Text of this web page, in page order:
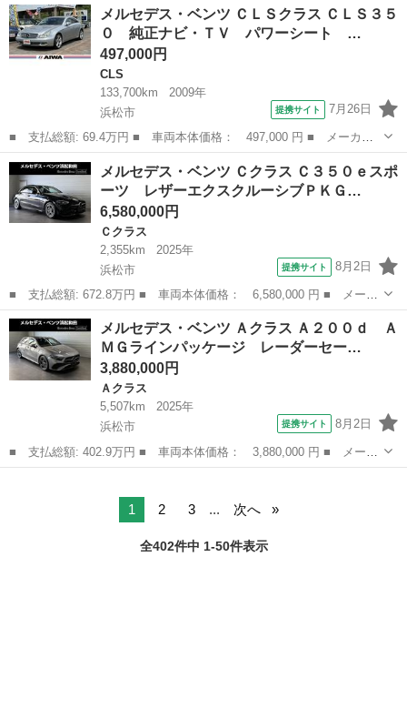
名： ＧＬＣ２２０ｄ ４マチック ＡＭＧライン パノラミックス
ライディング...
静岡 浜松市 ベンツ（メルセデス）
メルセデス・ベンツ ＣＬＳクラス ＣＬＳ３５
０ 純正ナビ・ＴＶ パワーシート …
497,000円
CLS
133,700km
2009年
浜松市
提携サイト 7月26日
■ 支払総額: 69.4万円 ■ 車両本体価格： 497,000 円 ■ メーカー
名： メルセデス・ベンツ ■ 車種名： ＣＬＳクラス ■ グレード
名： ＣＬＳ３５０ 純正ナビ・ＴＶ パワーシート 黒革シート
禁煙車 サン...
静岡 浜松市
メルセデス・ベンツ Ｃクラス Ｃ３５０ｅスポ
ーツ レザーエクスクルーシブＰＫＧ…
6,580,000円
Ｃクラス
2,355km
2025年
浜松市
提携サイト 8月2日
■ 支払総額: 672.8万円 ■ 車両本体価格： 6,580,000 円 ■ メーカ
ー名： メルセデス・ベンツ ■ 車種名： Ｃクラス ■ グレード
名： Ｃ３５０ｅスポーツ レザーエクスクルーシブＰＫＧ セーフ
ティビジョ...
静岡 浜松市 Ｃクラス
メルセデス・ベンツ Ａクラス Ａ２００ｄ Ａ
ＭＧラインパッケージ レーダーセー…
3,880,000円
Ａクラス
5,507km
2025年
浜松市
提携サイト 8月2日
■ 支払総額: 402.9万円 ■ 車両本体価格： 3,880,000 円 ■ メーカ
ー名： メルセデス・ベンツ ■ 車種名： Ａクラス ■ グレード
1 2 3 ... 次へ
全402件中 1-50件表示